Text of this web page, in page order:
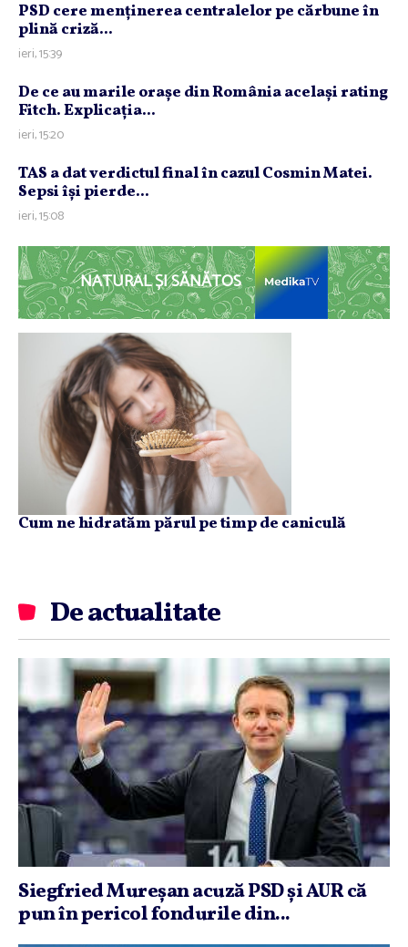
PSD cere menţinerea centralelor pe cărbune în
plină criză...
ieri, 15:39
De ce au marile oraşe din România acelaşi rating
Fitch. Explicaţia...
ieri, 15:20
TAS a dat verdictul final în cazul Cosmin Matei.
Sepsi îşi pierde...
ieri, 15:08
NATURAL ȘI SĂNĂTOS
Cum ne hidratăm părul pe timp de caniculă
De actualitate
Siegfried Mureşan acuză PSD şi AUR că
pun în pericol fondurile din...